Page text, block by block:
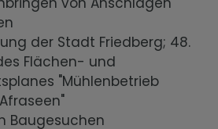
der Stadt Friedberg; 48.
Flächen- und
"Mühlenbetrieb
Baugesuchen